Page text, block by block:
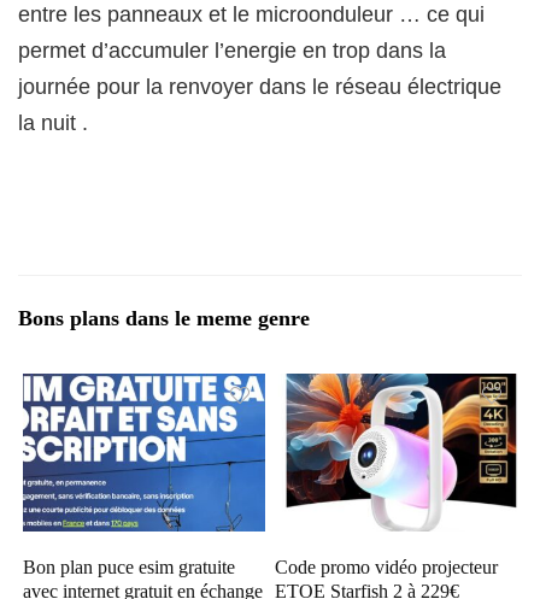
entre les panneaux et le microonduleur … ce qui
permet d’accumuler l’energie en trop dans la
journée pour la renvoyer dans le réseau électrique
la nuit .
Bons plans dans le meme genre
Bon plan puce esim gratuite
avec internet gratuit en échange
Code promo vidéo projecteur
ETOE Starfish 2 à 229€